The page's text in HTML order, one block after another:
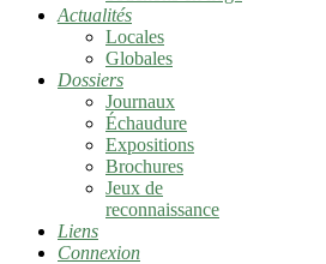
Actualités
Locales
Globales
Dossiers
Journaux
Échaudure
Expositions
Brochures
Jeux de
reconnaissance
Liens
Connexion